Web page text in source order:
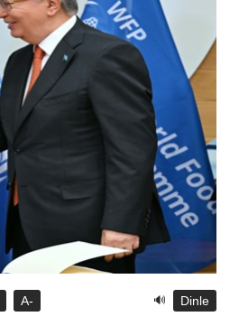
A- 🔊 Dinle